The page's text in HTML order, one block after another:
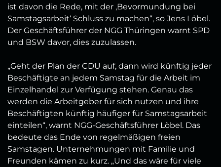
ist davon die Rede, mit der ‚Bevormundung bei
Samstagsarbeit‘ Schluss zu machen“, so Jens Löbel.
Der Geschäftsführer der NGG Thüringen warnt SPD
und BSW davor, dies zuzulassen.
„Geht der Plan der CDU auf, dann wird künftig jeder
Beschäftigte an jedem Samstag für die Arbeit im
Einzelhandel zur Verfügung stehen. Genau das
werden die Arbeitgeber für sich nutzen und ihre
Beschäftigten künftig häufiger für Samstagsarbeit
einteilen“, warnt NGG-Geschäftsführer Löbel. Das
bedeute das Ende von regelmäßigen freien
Samstagen. Unternehmungen mit Familie und
Freunden kämen zu kurz. „Und das wäre für viele